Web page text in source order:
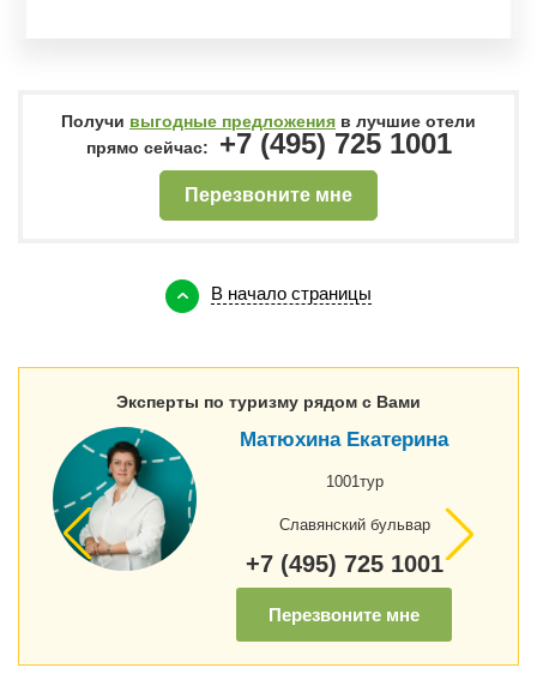
Получи выгодные предложения в лучшие отели
прямо сейчас:
+7 (495) 725 1001
Перезвоните мне
В начало страницы
Эксперты по туризму рядом с Вами
Матюхина Екатерина
1001тур
Славянский бульвар
+7 (495) 725 1001
Перезвоните мне